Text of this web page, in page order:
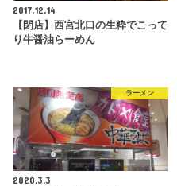
2017.12.14
【閉店】西宮北口の生粋でこって
り牛醤油らーめん
ラーメン
2020.3.3